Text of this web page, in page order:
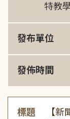
特教
發布單位
發佈時間
標題
【